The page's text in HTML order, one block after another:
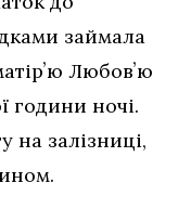
займала
Любовʼю
години ночі.
на залізниці,